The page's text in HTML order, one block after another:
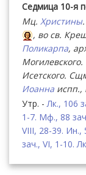
Седмица 10-я
Мц. Христины
, во св.
Поликарпа,
Исетского.
Иоанна испп.,
Утр. -Лк., 106
1-7. Мф., 88
VIII, 28-39. Ин.,
зач., VI, 1-10.